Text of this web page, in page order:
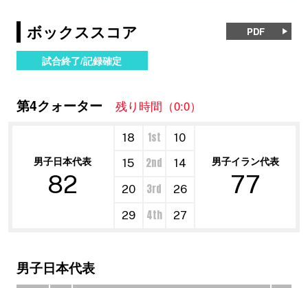
ボックススコア PDF
試合終了/記録確定
第4クォーター 残り時間（0:0）
男子日本代表
82
18 1st
10
男子イラン代表
77
15 2nd
14
20
3rd
26
29
4th 27
男子日本代表